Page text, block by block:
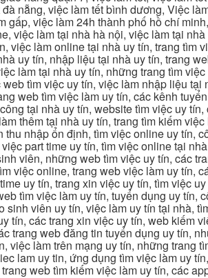
nẵng, việc làm tết bình dương, Việc
việc làm 24h thành phố hồ chí
việc làm tại nhà hà nội, việc làm tại
làm online tại nhà uy tín, trang
uy tín, nhập liệu tại nhà uy tín, trang
làm tại nhà uy tín, những trang tìm
tìm việc uy tín, việc làm nhập liệu
web tìm việc làm uy tín, các kênh
tại nhà uy tín, website tìm việc uy
thêm tại nhà uy tín, trang tìm kiếm
nhập ổn định, tìm việc online uy tín,
part time uy tín, tìm việc online tại
viên, những web tìm việc uy tín, các
việc online, trang web việc làm uy tín,
uy tín, trang xin việc uy tín, tìm việc
tìm việc làm uy tín, tuyển dụng uy
viên uy tín, việc làm uy tín tại nhà,
các trang xin việc uy tín, web kiếm
trang web đăng tin tuyển dụng uy tín,
làm trên mạng uy tín, những
lam uy tin, ứng dụng tìm việc làm uy
web tìm kiếm việc làm uy tín, các